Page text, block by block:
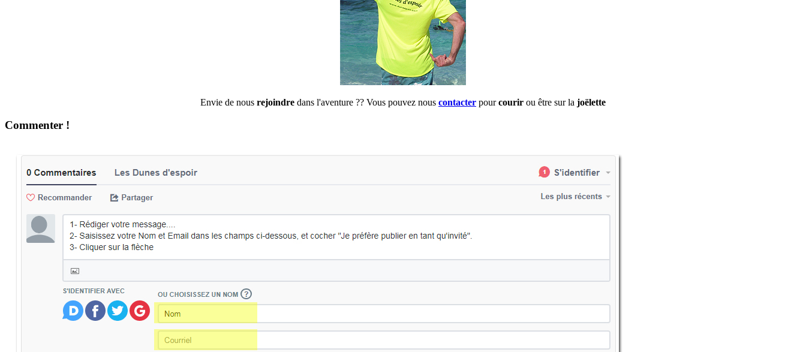
Envie de nous rejoindre dans l'aventure ?? Vous pouvez nous contacter pourcourir ou être sur la joëlette
Commenter !